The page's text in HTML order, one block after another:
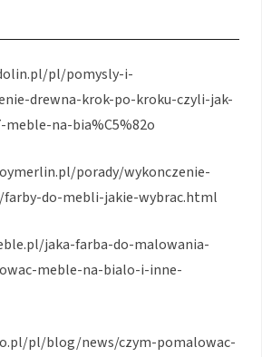
pl/pomysly-i-
drewna-krok-po-kroku-czyli-jak-
meble-na-bia%C5%82o
porady/wykonczenie-
do-mebli-jakie-wybrac.html
jaka-farba-do-malowania-
meble-na-bialo-i-inne-
pl/blog/news/czym-pomalowac-